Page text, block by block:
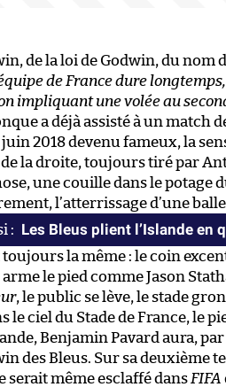
de la loi de Godwin, du nom
de France dure
impliquant une volée au
a déjà assisté à un match
2018 devenu fameux, la
la droite, toujours tiré par
une couille dans le potage
l’atterrissage d’une
Les Bleus plient l’Islande en
toujours la même : le coin
arme le pied comme Jason
, le public se lève, le stade
le ciel du Stade de France, le
Benjamin Pavard aura,
des Bleus. Sur sa deuxième
serait même esclaffé dans FIFA